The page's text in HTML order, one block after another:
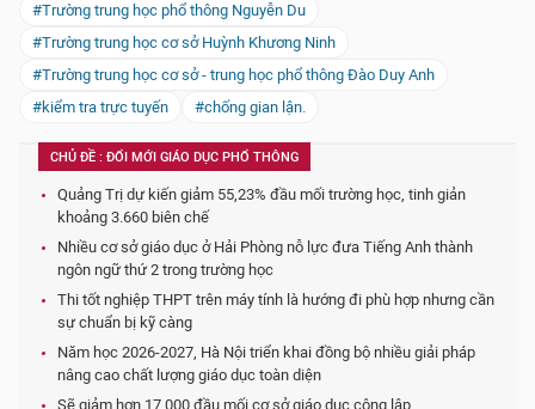
#Trường trung học phổ thông Nguyễn Du
#Trường trung học cơ sở Huỳnh Khương Ninh
#Trường trung học cơ sở - trung học phổ thông Đào Duy Anh
#kiểm tra trực tuyến
#chống gian lận.
CHỦ ĐỀ : ĐỔI MỚI GIÁO DỤC PHỔ THÔNG
Quảng Trị dự kiến giảm 55,23% đầu mối trường học, tinh giản
khoảng 3.660 biên chế
Nhiều cơ sở giáo dục ở Hải Phòng nỗ lực đưa Tiếng Anh thành
ngôn ngữ thứ 2 trong trường học
Thi tốt nghiệp THPT trên máy tính là hướng đi phù hợp nhưng cần
sự chuẩn bị kỹ càng
Năm học 2026-2027, Hà Nội triển khai đồng bộ nhiều giải pháp
nâng cao chất lượng giáo dục toàn diện
Sẽ giảm hơn 17.000 đầu mối cơ sở giáo dục công lập